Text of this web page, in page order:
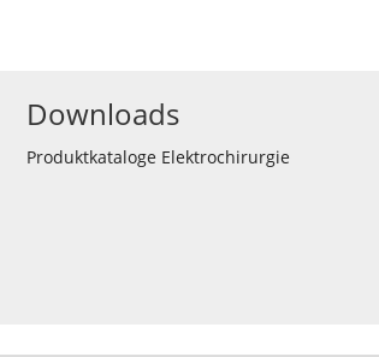
Downloads
Produktkataloge Elektrochirurgie